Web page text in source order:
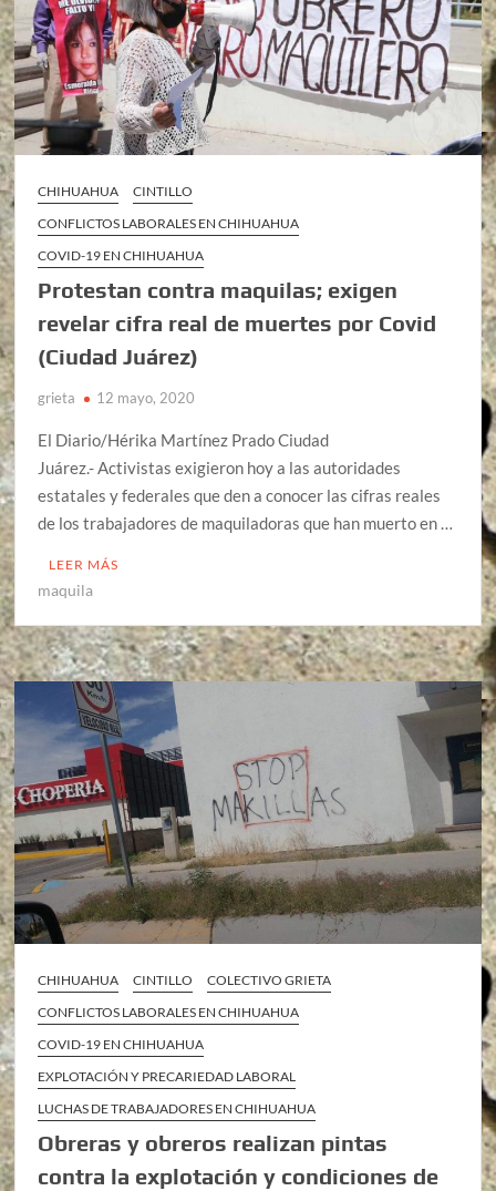
CHIHUAHUA
CINTILLO
CONFLICTOS LABORALES EN CHIHUAHUA
COVID-19 EN CHIHUAHUA
Protestan contra maquilas; exigen
revelar cifra real de muertes por Covid
(Ciudad Juárez)
grieta 12 mayo, 2020
El Diario/Hérika Martínez Prado Ciudad
Juárez.- Activistas exigieron hoy a las autoridades
estatales y federales que den a conocer las cifras reales
de los trabajadores de maquiladoras que han muerto en …
LEER MÁS
maquila
CHIHUAHUA CINTILLO
COLECTIVO GRIETA
CONFLICTOS LABORALES EN CHIHUAHUA
COVID-19 EN CHIHUAHUA
EXPLOTACIÓN Y PRECARIEDAD LABORAL
LUCHAS DE TRABAJADORES EN CHIHUAHUA
Obreras y obreros realizan pintas
contra la explotación y condiciones de